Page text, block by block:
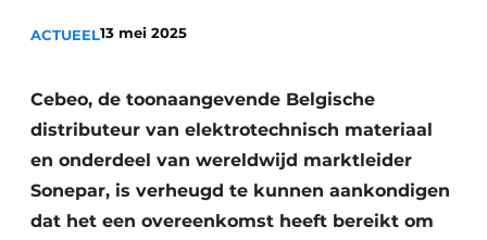
Vacature aanmelden
Video’s
Binnenklimaat
Ventilatie
ACTUEEL13 mei 2025
Cebeo, de toonaangevende Belgische
distributeur van elektrotechnisch materiaal
en onderdeel van wereldwijd marktleider
Sonepar, is verheugd te kunnen aankondigen
dat het een overeenkomst heeft bereikt om